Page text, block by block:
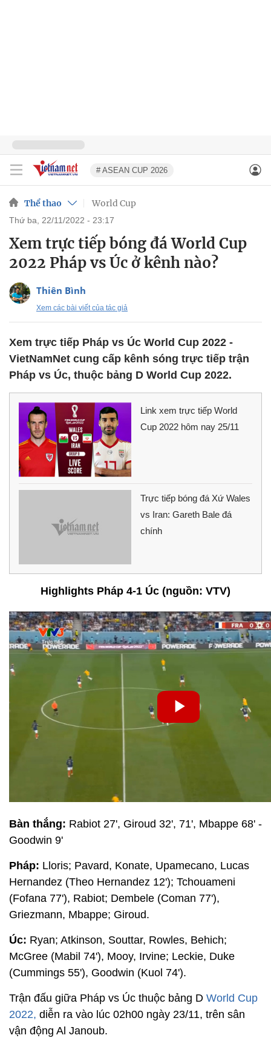
# ASEAN CUP 2026
Thể thao World Cup
thứ ba, 22/11/2022 - 23:17
Xem trực tiếp bóng đá World Cup
2022 Pháp vs Úc ở kênh nào?
Thiên Bình
Xem các bài viết của tác giả
Xem trực tiếp Pháp vs Úc World Cup 2022 -
VietNamNet cung cấp kênh sóng trực tiếp trận
Pháp vs Úc, thuộc bảng D World Cup 2022.
Link xem trực tiếp World
Cup 2022 hôm nay 25/11
Trực tiếp bóng đá Xứ Wales
vs Iran: Gareth Bale đá
chính
Highlights Pháp 4-1 Úc (nguồn: VTV)
Bàn thắng: Rabiot 27', Giroud 32', 71', Mbappe 68' -
Goodwin 9'
Pháp: Lloris; Pavard, Konate, Upamecano, Lucas
Hernandez (Theo Hernandez 12'); Tchouameni
(Fofana 77'), Rabiot; Dembele (Coman 77'),
Griezmann, Mbappe; Giroud.
Úc: Ryan; Atkinson, Souttar, Rowles, Behich;
McGree (Mabil 74'), Mooy, Irvine; Leckie, Duke
(Cummings 55'), Goodwin (Kuol 74').
Trận đấu giữa Pháp vs Úc thuộc bảng D World Cup
2022, diễn ra vào lúc 02h00 ngày 23/11, trên sân
vận động Al Janoub.